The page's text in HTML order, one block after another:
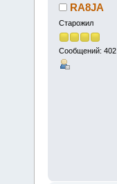
RA8JA
Старожил
Сообщений: 402